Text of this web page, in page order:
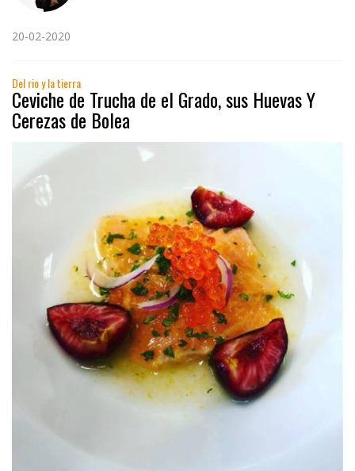
20-02-2020
Del rio y la tierra
Ceviche de Trucha de el Grado, sus Huevas Y
Cerezas de Bolea